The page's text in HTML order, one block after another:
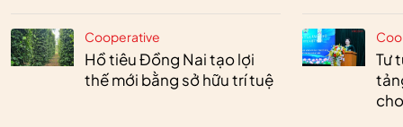
Cooperative
Hồ tiêu Đồng Nai tạo lợi
thế mới bằng sở hữu trí tuệ
Tư